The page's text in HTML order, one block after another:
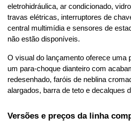
eletrohidráulica, ar condicionado,
travas elétricas, interruptores de
central multimídia e sensores de
não estão disponíveis.
O visual do lançamento oferece uma
um para-choque dianteiro com
redesenhado, faróis de neblina
alargados, barra de teto e decalques
Versões e preços da linha